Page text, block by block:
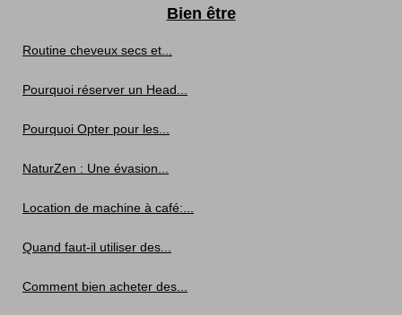
Bien être
Routine cheveux secs et...
Pourquoi réserver un Head...
Pourquoi Opter pour les...
NaturZen : Une évasion...
Location de machine à café:...
Quand faut-il utiliser des...
Comment bien acheter des...